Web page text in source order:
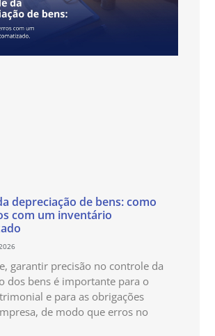
depreciação de bens: como
com um inventário
garantir precisão no controle da
dos bens é importante para o
e para as obrigações
de modo que erros no